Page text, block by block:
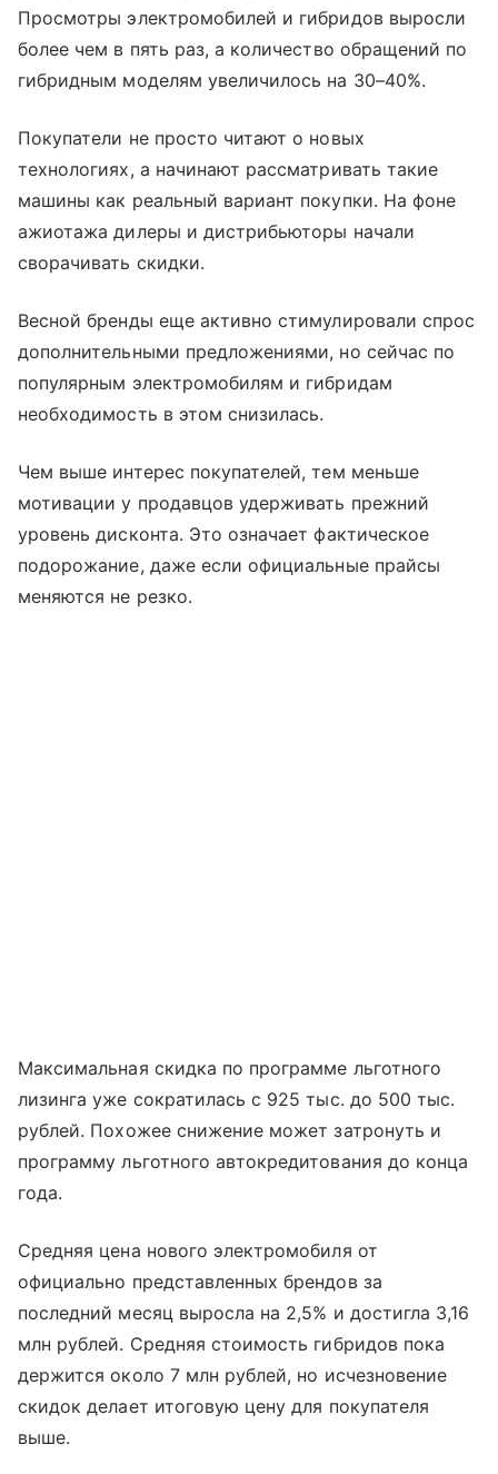
Просмотры электромобилей и гибридов выросли
более чем в пять раз, а количество обращений по
гибридным моделям увеличилось на 30–40%.
Покупатели не просто читают о новых
технологиях, а начинают рассматривать такие
машины как реальный вариант покупки. На фоне
ажиотажа дилеры и дистрибьюторы начали
сворачивать скидки.
Весной бренды еще активно стимулировали спрос
дополнительными предложениями, но сейчас по
популярным электромобилям и гибридам
необходимость в этом снизилась.
Чем выше интерес покупателей, тем меньше
мотивации у продавцов удерживать прежний
уровень дисконта. Это означает фактическое
подорожание, даже если официальные прайсы
меняются не резко.
Максимальная скидка по программе льготного
лизинга уже сократилась с 925 тыс. до 500 тыс.
рублей. Похожее снижение может затронуть и
программу льготного автокредитования до конца
года.
Средняя цена нового электромобиля от
официально представленных брендов за
последний месяц выросла на 2,5% и достигла 3,16
млн рублей. Средняя стоимость гибридов пока
держится около 7 млн рублей, но исчезновение
скидок делает итоговую цену для покупателя
выше.